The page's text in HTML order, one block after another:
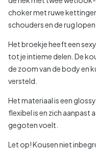
choker met ruwe
schouders en de rug lopen.
Het broekje heeft een
tot je intieme delen. De
de zoom van de body en
versteld.
Het materiaal is een
flexibel is en zich aanpast
gegoten voelt.
Let op! Kousen niet